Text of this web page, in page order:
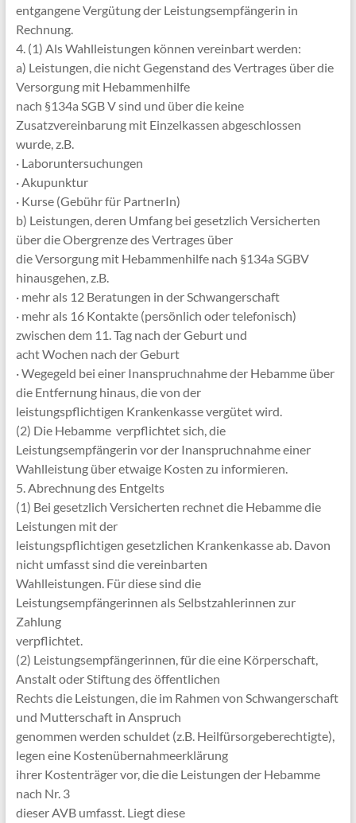
entgangene Vergütung der Leistungsempfängerin in
Rechnung.
4. (1) Als Wahlleistungen können vereinbart werden:
a) Leistungen, die nicht Gegenstand des Vertrages über die
Versorgung mit Hebammenhilfe
nach §134a SGB V sind und über die keine
Zusatzvereinbarung mit Einzelkassen abgeschlossen
wurde, z.B.
· Laboruntersuchungen
· Akupunktur
· Kurse (Gebühr für PartnerIn)
b) Leistungen, deren Umfang bei gesetzlich Versicherten
über die Obergrenze des Vertrages über
die Versorgung mit Hebammenhilfe nach §134a SGBV
hinausgehen, z.B.
· mehr als 12 Beratungen in der Schwangerschaft
· mehr als 16 Kontakte (persönlich oder telefonisch)
zwischen dem 11. Tag nach der Geburt und
acht Wochen nach der Geburt
· Wegegeld bei einer Inanspruchnahme der Hebamme über
die Entfernung hinaus, die von der
leistungspflichtigen Krankenkasse vergütet wird.
(2) Die Hebamme verpflichtet sich, die
Leistungsempfängerin vor der Inanspruchnahme einer
Wahlleistung über etwaige Kosten zu informieren.
5. Abrechnung des Entgelts
(1) Bei gesetzlich Versicherten rechnet die Hebamme die
Leistungen mit der
leistungspflichtigen gesetzlichen Krankenkasse ab. Davon
nicht umfasst sind die vereinbarten
Wahlleistungen. Für diese sind die
Leistungsempfängerinnen als Selbstzahlerinnen zur
Zahlung
verpflichtet.
(2) Leistungsempfängerinnen, für die eine Körperschaft,
Anstalt oder Stiftung des öffentlichen
Rechts die Leistungen, die im Rahmen von Schwangerschaft
und Mutterschaft in Anspruch
genommen werden schuldet (z.B. Heilfürsorgeberechtigte),
legen eine Kostenübernahmeerklärung
ihrer Kostenträger vor, die die Leistungen der Hebamme
nach Nr. 3
dieser AVB umfasst. Liegt diese